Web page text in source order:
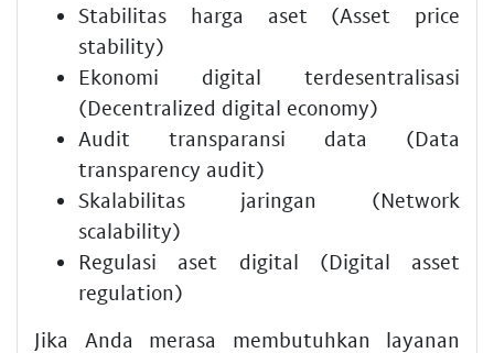
Stabilitas harga aset (Asset price
stability)
Ekonomi digital terdesentralisasi
(Decentralized digital economy)
Audit transparansi data (Data
transparency audit)
Skalabilitas jaringan (Network
scalability)
Regulasi aset digital (Digital asset
regulation)
Jika Anda merasa membutuhkan layanan